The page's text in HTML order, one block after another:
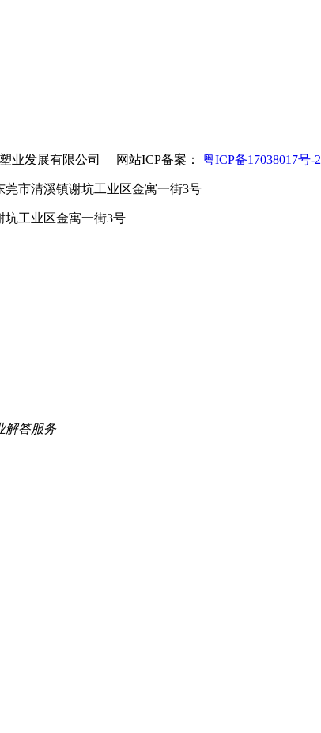
业发展有限公司 网站ICP备案： 粤ICP备17038017号-2
市清溪镇谢坑工业区金寓一街3号
坑工业区金寓一街3号
解答服务